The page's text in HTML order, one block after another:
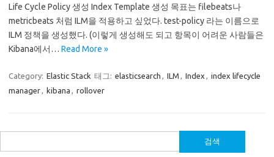
Life Cycle Policy 생성 Index Template 생성 목표는 filebeats나
metricbeats 처럼 ILM을 적용하고 싶었다. test-policy 라는 이름으로
ILM 정책을 생성했다. (이렇게 생성해도 되고 항목이 어려운 사람들은
Kibana에서… Read More »
Category: Elastic Stack 태그: elasticsearch , ILM , Index , index lifecycle
manager, kibana , rollover
색: